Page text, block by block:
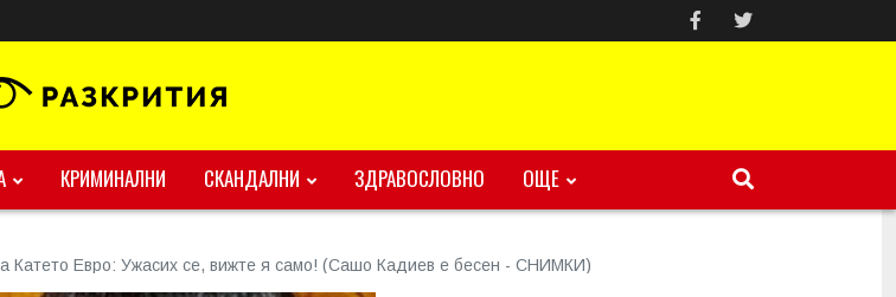
КРИМИНАЛНИ СКАНДАЛНИ ЗДРАВОСЛОВНО ОЩЕ
Катето Евро: Ужасих се, вижте я само! (Сашо Кадиев е бесен - СНИМКИ)